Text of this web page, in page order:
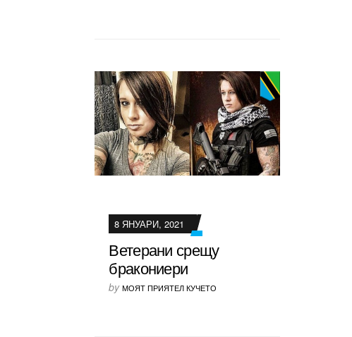
8 ЯНУАРИ, 2021
Ветерани срещу
бракониери
by МОЯТ ПРИЯТЕЛ КУЧЕТО